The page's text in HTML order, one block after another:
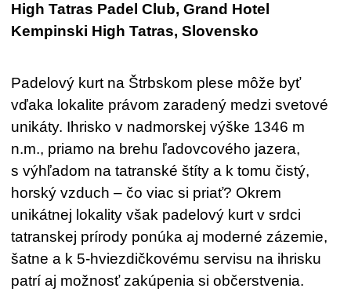
High Tatras Padel Club, Grand Hotel
Kempinski High Tatras, Slovensko
Padelový kurt na Štrbskom plese môže byť
vďaka lokalite právom zaradený medzi svetové
unikáty. Ihrisko v nadmorskej výške 1346 m
n.m., priamo na brehu ľadovcového jazera,
s výhľadom na tatranské štíty a k tomu čistý,
horský vzduch – čo viac si priať? Okrem
unikátnej lokality však padelový kurt v srdci
tatranskej prírody ponúka aj moderné zázemie,
šatne a k 5-hviezdičkovému servisu na ihrisku
patrí aj možnosť zakúpenia si občerstvenia.